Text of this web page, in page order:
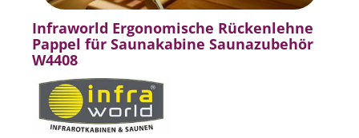
Infraworld Ergonomische Rückenlehne
Pappel für Saunakabine Saunazubehör
W4408